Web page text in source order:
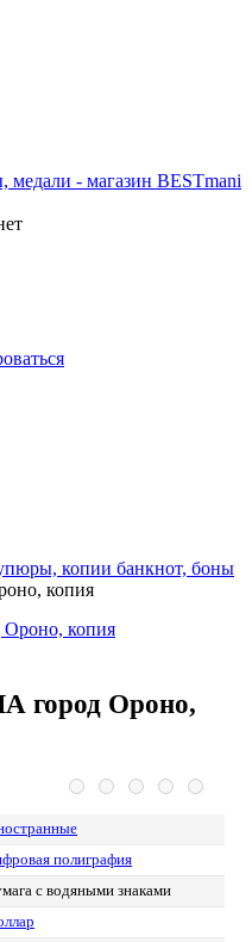
копии банкнот, боны
копия
город Ороно,
полиграфия
с водяными знаками